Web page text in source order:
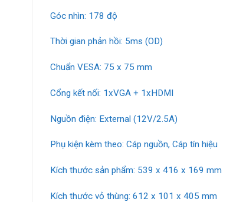
Góc nhìn: 178 độ
Thời gian phản hồi: 5ms (OD)
Chuẩn VESA: 75 x 75 mm
Cổng kết nối: 1xVGA + 1xHDMI
Nguồn điện: External (12V/2.5A)
Phụ kiện kèm theo: Cáp nguồn, Cáp tín hiệu
Kích thước sản phẩm: 539 x 416 x 169 mm
Kích thước vỏ thùng: 612 x 101 x 405 mm